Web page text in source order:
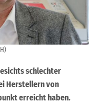
schlechter
Herstellern von
erreicht haben.